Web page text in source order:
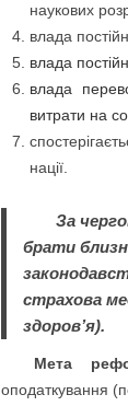
наукових
влада
влада
влада
витрати на
нації.
За
брати
страхова
здоров’я).
Мета
оподаткування